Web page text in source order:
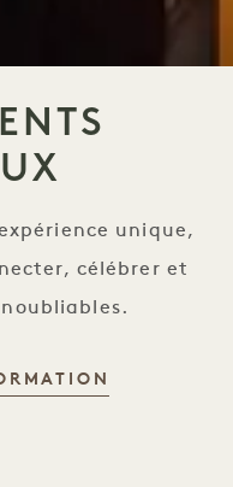
unique,
célébrer et